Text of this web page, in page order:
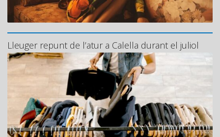
Lleuger repunt de l’atur a Calella durant el juliol